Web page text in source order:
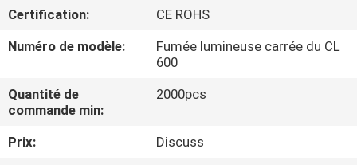
SUJET
DE
NOUS
VISITE
Certification:
CE ROHS
Numéro de modèle:
Fumée lumineuse carrée du CL
600
Quantité de
commande min:
2000pcs
Prix:
Discuss